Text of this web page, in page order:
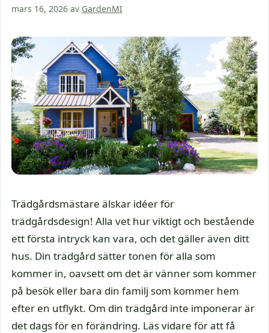
mars 16, 2026 av GardenMI
Trädgårdsmästare älskar idéer för
trädgårdsdesign! Alla vet hur viktigt och bestående
ett första intryck kan vara, och det gäller även ditt
hus. Din trädgård sätter tonen för alla som
kommer in, oavsett om det är vänner som kommer
på besök eller bara din familj som kommer hem
efter en utflykt. Om din trädgård inte imponerar är
det dags för en förändring. Läs vidare för att få